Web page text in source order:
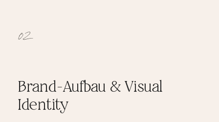
02
Brand-Aufbau & Visual
Identity